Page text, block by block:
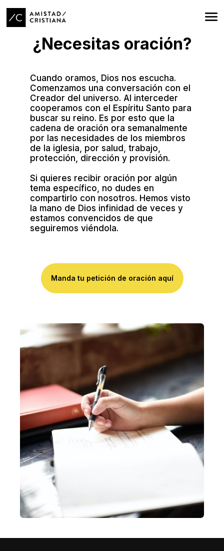
¿Necesitas oración?
Cuando oramos, Dios nos escucha.
Comenzamos una conversación con el
Creador del universo. Al interceder
cooperamos con el Espíritu Santo para
buscar su reino. Es por esto que la
cadena de oración ora semanalmente
por las necesidades de los miembros
de la iglesia, por salud, trabajo,
protección, dirección y provisión.
Si quieres recibir oración por algún
tema específico, no dudes en
compartirlo con nosotros. Hemos visto
la mano de Dios infinidad de veces y
estamos convencidos de que
seguiremos viéndola.
Manda tu petición de oración aquí